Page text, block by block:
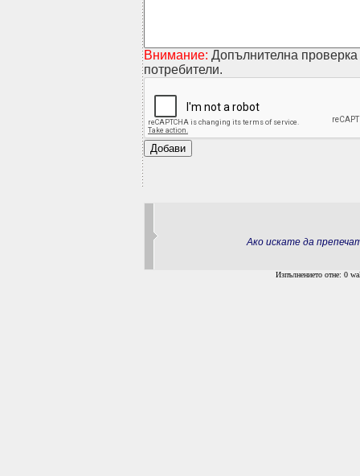
Внимание: Допълнителна
потребители.
Ако искате да
Изпълнението отне: 0